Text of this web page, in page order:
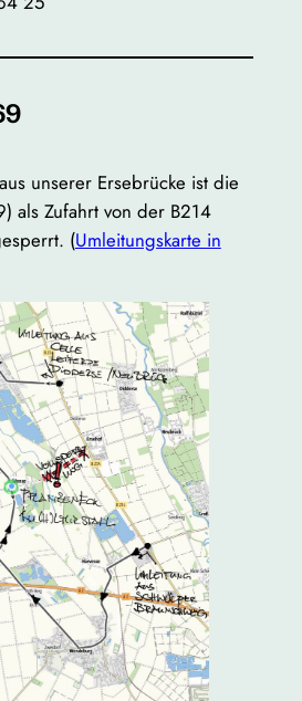
unserer Ersebrücke ist die
als Zufahrt von der B214
(Umleitungskarte in